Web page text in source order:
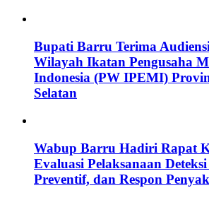
Bupati Barru Terima
Wilayah Ikatan Pengusaha
Indonesia (PW IPEMI)
Selatan
Wabup Barru Hadiri Rapat
Evaluasi Pelaksanaan
Preventif, dan Respon